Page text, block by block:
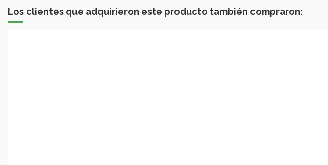
Los clientes que adquirieron este producto también compraron: